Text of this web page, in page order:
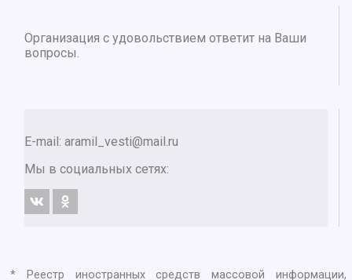
Организация с удовольствием ответит на Ваши
вопросы.
E-mail: aramil_vesti@mail.ru
Мы в социальных сетях:
* Реестр иностранных средств массовой информации,